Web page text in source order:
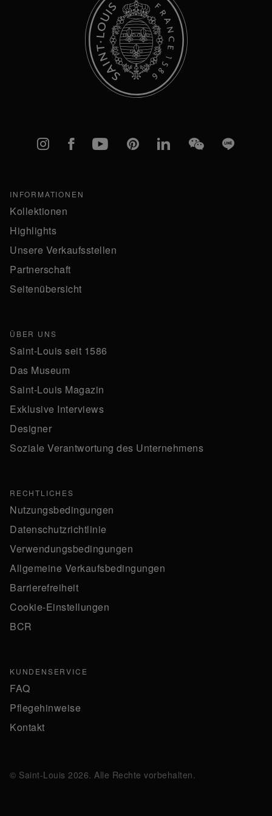
Instagram
FacebookYouTubePinterestlinkedInWeChatLine
INFORMATIONEN
Kollektionen
Highlights
Unsere Verkaufsstellen
Partnerschaft
Seitenübersicht
ÜBER UNS
Saint-Louis seit 1586
Das Museum
Saint-Louis Magazin
Exklusive Interviews
Designer
Soziale Verantwortung des Unternehmens
RECHTLICHES
Nutzungsbedingungen
Datenschutzrichtlinie
Verwendungsbedingungen
Allgemeine Verkaufsbedingungen
Barrierefreiheit
Cookie-Einstellungen
BCR
KUNDENSERVICE
FAQ
Pflegehinweise
Kontakt
© Saint-Louis 2026. Alle Rechte vorbehalten.